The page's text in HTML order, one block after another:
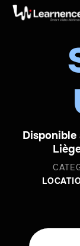
Disponible